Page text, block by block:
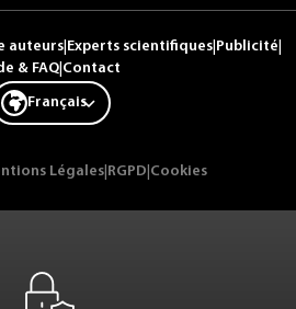
auteurs Experts scientifiques Publicité
& FAQ| Contact
Français
Légales RGPD Cookies